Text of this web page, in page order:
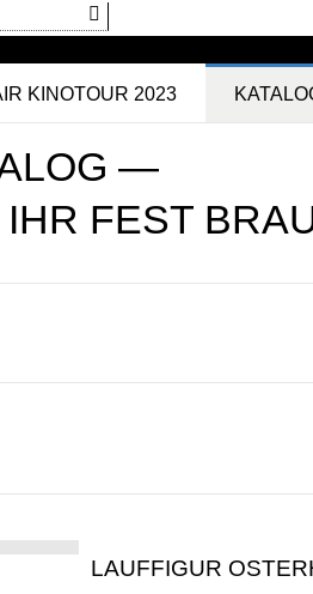
KINOTOUR 2023
—
FEST
LAUFFIGUR